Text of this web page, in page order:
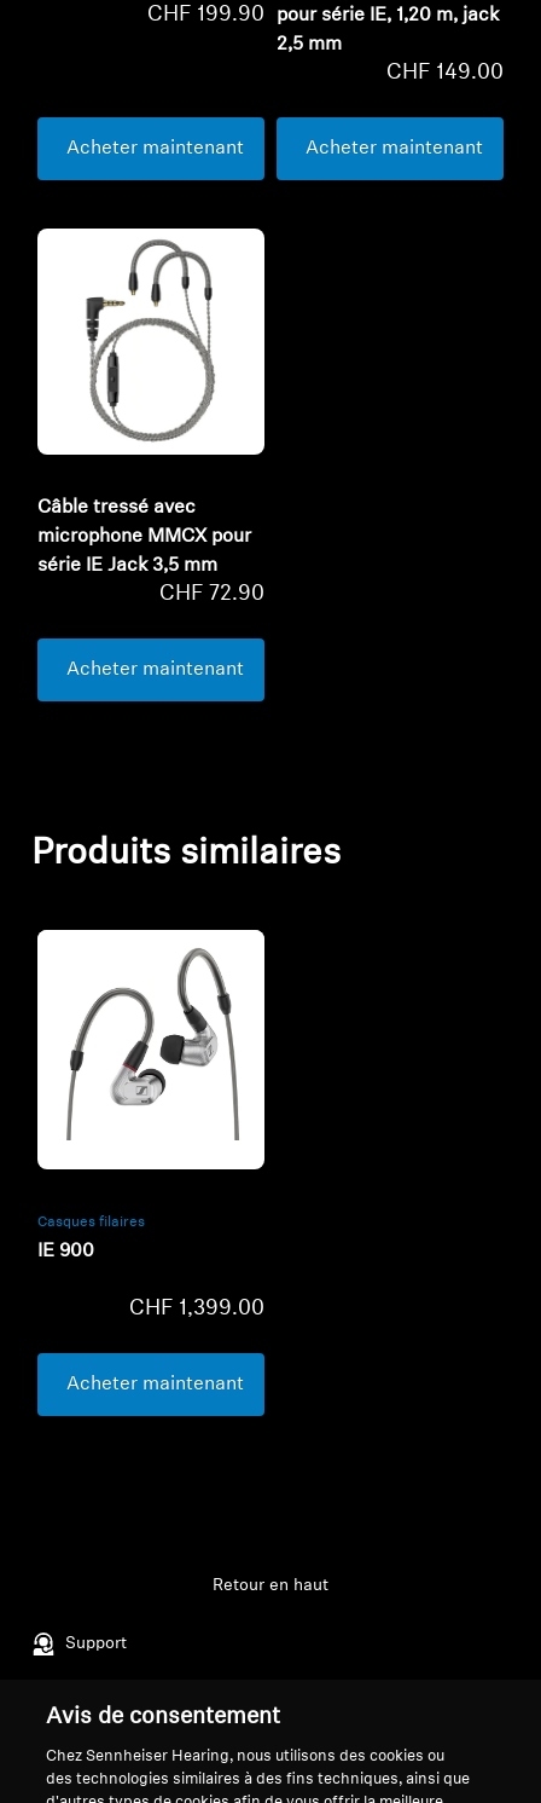
CHF 199.90
Acheter maintenant
pour série IE, 1,20 m, jack
2,5 mm
CHF 149.00
Acheter maintenant
Câble tressé avec
microphone MMCX pour
série IE Jack 3,5 mm
CHF 72.90
Acheter maintenant
Produits similaires
Casques filaires
IE 900
CHF 1,399.00
Acheter maintenant
Support
Retour en haut
Politique de confidentialité
générale
À propos de nous
Carrière chez Sonova
Avis de consentement
Chez Sennheiser Hearing, nous utilisons des cookies ou
des technologies similaires à des fins techniques, ainsi que